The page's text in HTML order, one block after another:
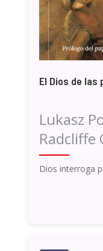
El Dios de las
Lukasz
Radcliffe
Dios interroga